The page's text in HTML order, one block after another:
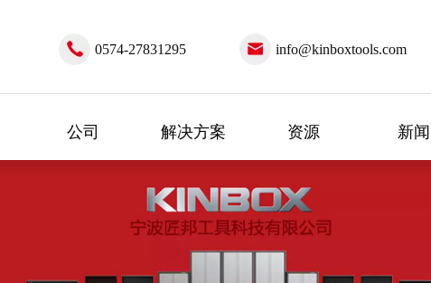
0574-27831295 info@kinboxtools.com
公司 解决方案 资源 新闻